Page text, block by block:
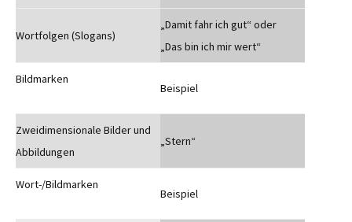
Wortfolgen (Slogans)
„Damit fahr ich gut“ oder
„Das bin ich mir wert“
Bildmarken
Beispiel
Zweidimensionale Bilder und
Abbildungen
„Stern“
Wort-/Bildmarken
Beispiel